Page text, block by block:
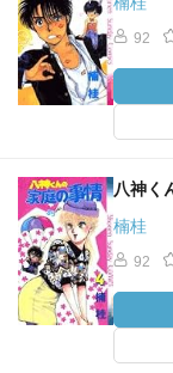
92
八神く
楠桂
92